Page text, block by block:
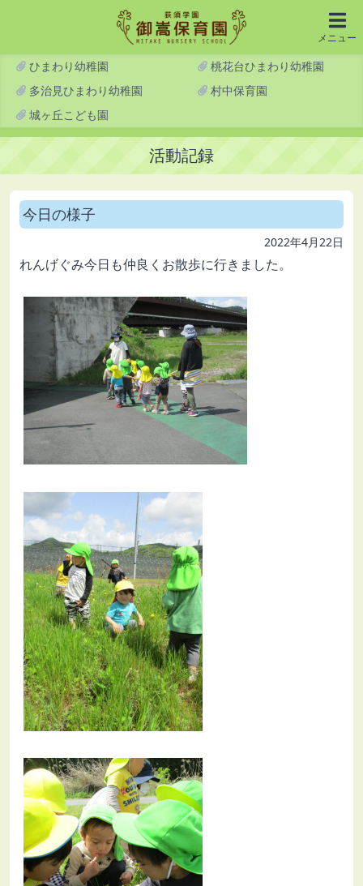
メニュー
ひまわり幼稚園
桃花台ひまわり幼稚園
多治見ひまわり幼稚園
村中保育園
城ヶ丘こども園
活動記録
今日の様子
2022年4月22日
れんげぐみ今日も仲良くお散歩に行きました。